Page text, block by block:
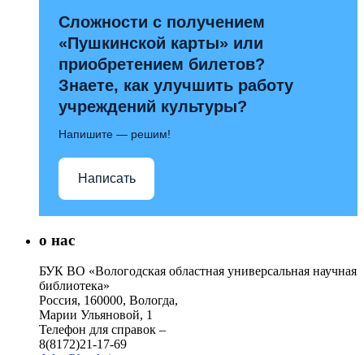
Сложности с получением
«Пушкинской карты» или
приобретением билетов?
Знаете, как улучшить работу
учреждений культуры?
Напишите — решим!
Написать
о нас
БУК ВО «Вологодская областная универсальная научная
библиотека»
Россия, 160000, Вологда,
Марии Ульяновой, 1
Телефон для справок –
8(8172)21-17-69